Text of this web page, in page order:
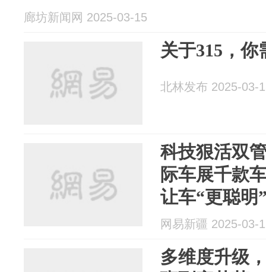
廊坊新闻网 2025-03-15
关于315，
北林发布 2025-03-
科技狠活双
际车展千款
让车“更聪明
网易新疆 2025-03-
多维度升级